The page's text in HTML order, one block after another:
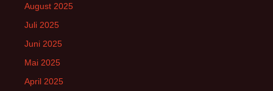
August 2025
Juli 2025
Juni 2025
Mai 2025
April 2025